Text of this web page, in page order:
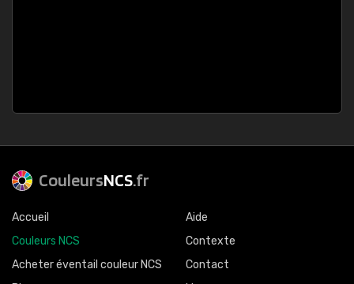
CouleursNCS.fr
Accueil
Couleurs NCS
Acheter éventail couleur NCS
Aide
Contexte
Contact